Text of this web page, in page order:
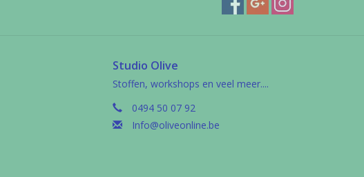
Studio Olive
Stoffen, workshops en veel meer....
0494 50 07 92
Info@oliveonline.be